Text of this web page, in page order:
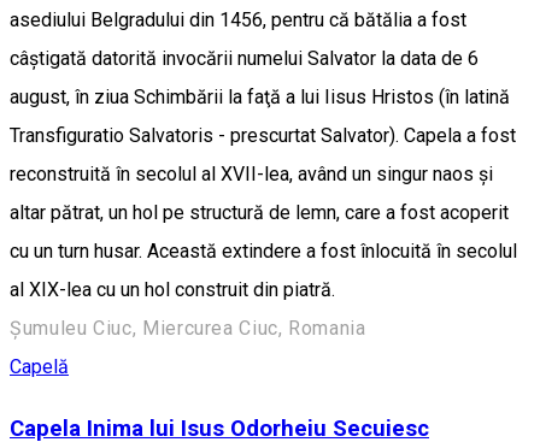
asediului Belgradului din 1456, pentru că bătălia a fost
câștigată datorită invocării numelui Salvator la data de 6
august, în ziua Schimbării la faţă a lui Iisus Hristos (în latină
Transfiguratio Salvatoris - prescurtat Salvator). Capela a fost
reconstruită în secolul al XVII-lea, având un singur naos și
altar pătrat, un hol pe structură de lemn, care a fost acoperit
cu un turn husar. Această extindere a fost înlocuită în secolul
al XIX-lea cu un hol construit din piatră.
Șumuleu Ciuc, Miercurea Ciuc, Romania
Capelă
Capela Inima lui Isus Odorheiu Secuiesc